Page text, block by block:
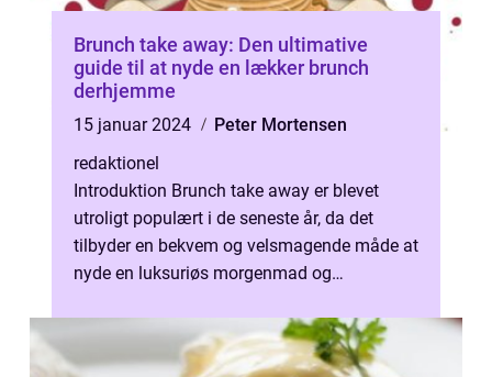
Brunch take away: Den ultimative
guide til at nyde en lækker brunch
derhjemme
15 januar 2024
Peter Mortensen
redaktionel
Introduktion Brunch take away er blevet
utroligt populært i de seneste år, da det
tilbyder en bekvem og velsmagende måde at
nyde en luksuriøs morgenmad og